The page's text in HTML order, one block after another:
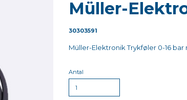
Müller-
30303591
Müller-Elektronik Trykføler 0-16
Antal